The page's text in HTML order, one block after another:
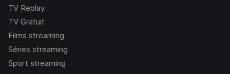
TV Replay
TV Gratuit
Films streaming
Séries streaming
Sport streaming